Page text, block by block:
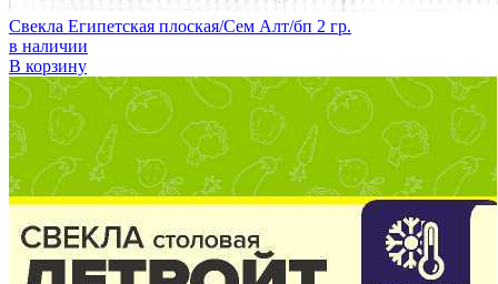
Свекла Египетская плоская/Сем Алт/бп 2 гр.
в наличии
В корзину